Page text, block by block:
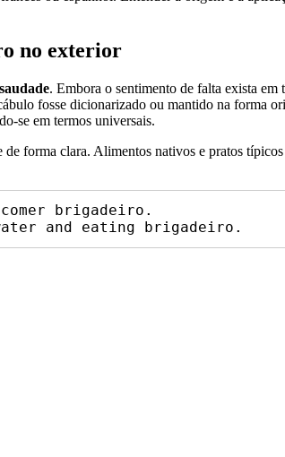
no exterior
saudade. Embora o sentimento de falta exista
fosse dicionarizado ou mantido na forma
se em termos universais.
forma clara. Alimentos nativos e pratos
brigadeiro.